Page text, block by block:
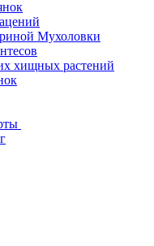
Мухоловки
хищных растений